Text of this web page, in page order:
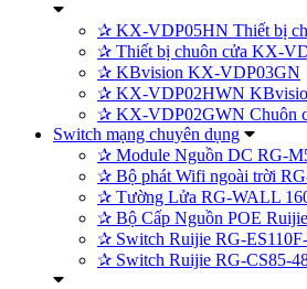
✰ KX-VDP05HN Thiết bị
✰ Thiết bị chuôn cửa KX-
✰ KBvision KX-VDP03GN
✰ KX-VDP02HWN
✰ KX-VDP02GWN Chuôn
Switch mạng chuyên dụng
✰ Module Nguồn DC RG-
✰ Bộ phát Wifi ngoài trời
✰ Tường Lửa RG-WALL
✰ Bộ Cấp Nguồn POE
✰ Switch Ruijie RG-
✰ Switch Ruijie RG-CS85-